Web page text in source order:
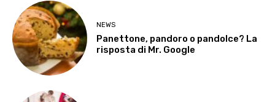
NEWS
Panettone, pandoro o pandolce? La
risposta di Mr. Google